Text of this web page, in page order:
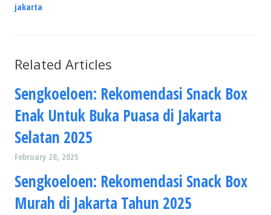
jakarta
Related Articles
Sengkoeloen: Rekomendasi Snack Box
Enak Untuk Buka Puasa di Jakarta
Selatan 2025
February 28, 2025
Sengkoeloen: Rekomendasi Snack Box
Murah di Jakarta Tahun 2025